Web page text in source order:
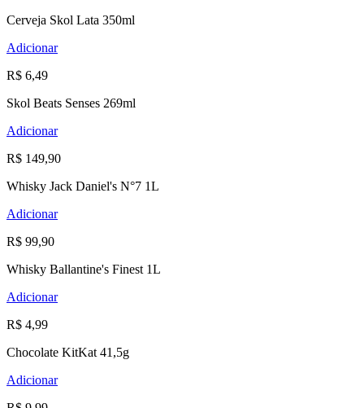
Cerveja Skol Lata 350ml
Adicionar
R$ 6,49
Skol Beats Senses 269ml
Adicionar
R$ 149,90
Whisky Jack Daniel's N°7 1L
Adicionar
R$ 99,90
Whisky Ballantine's Finest 1L
Adicionar
R$ 4,99
Chocolate KitKat 41,5g
Adicionar